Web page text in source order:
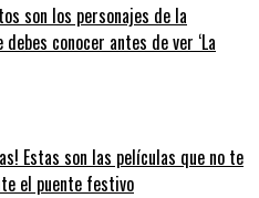
son los personajes de la
conocer antes de ver ‘La
Estas son las películas que no te
el puente festivo